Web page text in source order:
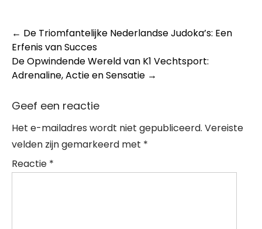
Post
navigation
← De Triomfantelijke Nederlandse Judoka’s: Een
Erfenis van Succes
De Opwindende Wereld van K1 Vechtsport:
Adrenaline, Actie en Sensatie →
Geef een reactie
Het e-mailadres wordt niet gepubliceerd. Vereiste
velden zijn gemarkeerd met *
Reactie *